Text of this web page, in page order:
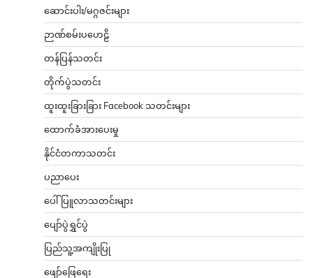
ဆောင်းပါး/မဂ္ဂဇင်းများ
ဉာဏ်စမ်းပဟေဠိ
တန်ပြန်သတင်း
တိုက်ပွဲသတင်း
ထူးထူးခြားခြား Facebook သတင်းများ
ထောက်ခံအားပေးမှု
နိုင်ငံတကာသတင်း
ပညာပေး
ပေါ်ပြူလာသတင်းများ
ပျော်ပွဲရွှင်ပွဲ
ပြည်သူ့အကျိုးပြု
ဖျော်ဖြေရေး